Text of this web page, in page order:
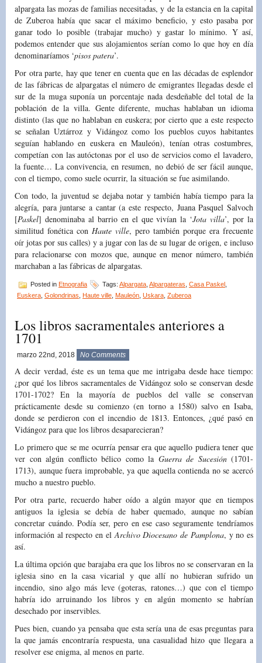
alpargata las mozas de familias necesitadas, y de la estancia en la capital
de Zuberoa había que sacar el máximo beneficio, y esto pasaba por
ganar todo lo posible (trabajar mucho) y gastar lo mínimo. Y así,
podemos entender que sus alojamientos serían como lo que hoy en día
denominaríamos ‘pisos patera’.
Por otra parte, hay que tener en cuenta que en las décadas de esplendor
de las fábricas de alpargatas el número de emigrantes llegadas desde el
sur de la muga suponía un porcentaje nada desdeñable del total de la
población de la villa. Gente diferente, muchas hablaban un idioma
distinto (las que no hablaban en euskera; por cierto que a este respecto
se señalan Uztárroz y Vidángoz como los pueblos cuyos habitantes
seguían hablando en euskera en Mauleón), tenían otras costumbres,
competían con las autóctonas por el uso de servicios como el lavadero,
la fuente… La convivencia, en resumen, no debió de ser fácil aunque,
con el tiempo, como suele ocurrir, la situación se fue asimilando.
Con todo, la juventud se dejaba notar y también había tiempo para la
alegría, para juntarse a cantar (a este respecto, Juana Pasquel Salvoch
[Paskel] denominaba al barrio en el que vivían la ‘Jota villa’, por la
similitud fonética con Haute ville, pero también porque era frecuente
oír jotas por sus calles) y a jugar con las de su lugar de origen, e incluso
para relacionarse con mozos que, aunque en menor número, también
marchaban a las fábricas de alpargatas.
Posted in Etnografia Tags: Alpargata Alpargateras Casa Paskel
Euskera Golondrinas Haute ville Mauleón Uskara Zuberoa
Los libros sacramentales anteriores a
1701
marzo 22nd, 2018 No Comments
A decir verdad, éste es un tema que me intrigaba desde hace tiempo:
¿por qué los libros sacramentales de Vidángoz solo se conservan desde
1701-1702? En la mayoría de pueblos del valle se conservan
prácticamente desde su comienzo (en torno a 1580) salvo en Isaba,
donde se perdieron con el incendio de 1813. Entonces, ¿qué pasó en
Vidángoz para que los libros desaparecieran?
Lo primero que se me ocurría pensar era que aquello pudiera tener que
ver con algún conflicto bélico como la Guerra de Sucesión(1701-
1713), aunque fuera improbable, ya que aquella contienda no se acercó
mucho a nuestro pueblo.
Por otra parte, recuerdo haber oído a algún mayor que en tiempos
antiguos la iglesia se debía de haber quemado, aunque no sabían
concretar cuándo. Podía ser, pero en ese caso seguramente tendríamos
información al respecto en elArchivo Diocesano de Pamplona, y no es
así.
La última opción que barajaba era que los libros no se conservaran en la
iglesia sino en la casa vicarial y que allí no hubieran sufrido un
incendio, sino algo más leve (goteras, ratones…) que con el tiempo
habría ido arruinando los libros y en algún momento se habrían
desechado por inservibles.
Pues bien, cuando ya pensaba que esta sería una de esas preguntas para
la que jamás encontraría respuesta, una casualidad hizo que llegara a
resolver ese enigma, al menos en parte.